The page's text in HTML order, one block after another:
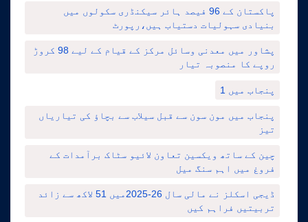
پاکستان کے 96 فیصد ہائر سیکنڈری سکولوں میں
بنیادی سہولیات دستیاب ہیں،رپورٹ
پشاور میں معدنی وسائل مرکز کے قیام کے لیے 98 کروڑ
روپے کا منصوبہ تیار
پنجاب میں 1
پنجاب میں مون سون سے قبل سیلاب سے بچاؤ کی تیاریاں
تیز
چین کے ساتھ ویکسین تعاون لائیو سٹاک برآمدات کے
فروغ میں اہم سنگ میل
ڈیجی اسکلز نے مالی سال 26-2025میں 51 لاکھ سے زائد
تربیتیں فراہم کیں